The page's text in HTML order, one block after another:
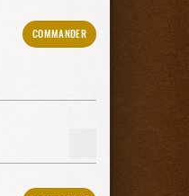
COMMANDER